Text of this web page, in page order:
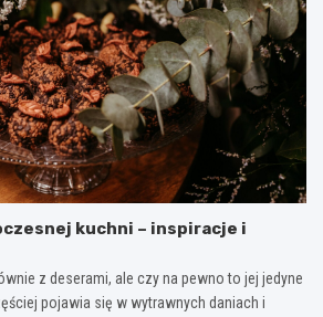
kuchni – inspiracje i
z deserami, ale czy na pewno to jej jedyne
pojawia się w wytrawnych daniach i